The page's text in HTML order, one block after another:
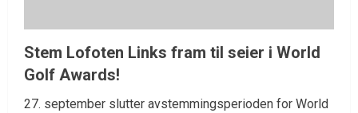
Stem Lofoten Links fram til seier i World
Golf Awards!
27. september slutter avstemmingsperioden for World